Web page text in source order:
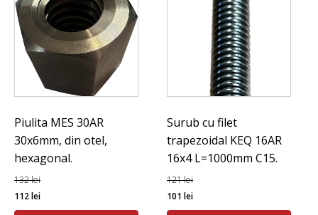
Piulita MES 30AR
30x6mm, din otel,
hexagonal.
132lei
Prețul
112leiPrețul
Surub cu filet
trapezoidal KEQ 16AR
16x4 L=1000mm C15.
121lei
Prețul
101leiPrețul